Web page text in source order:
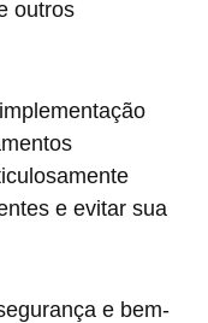
outros
e evitar sua
e bem-